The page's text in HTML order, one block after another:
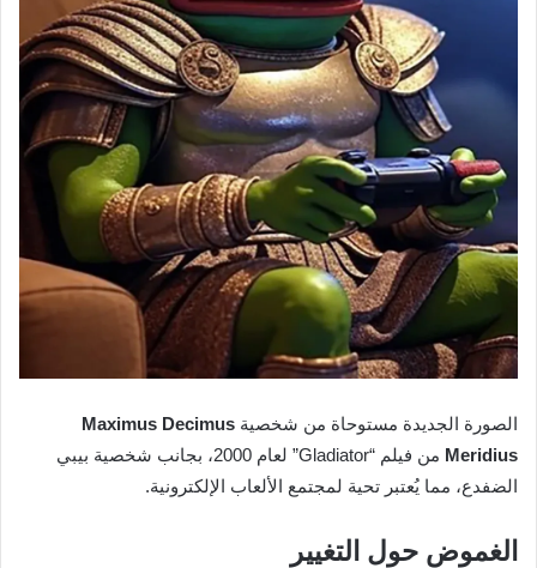
الصورة الجديدة مستوحاة من شخصية Maximus Decimus
Meridius
من فيلم “Gladiator” لعام 2000، بجانب شخصية بيبي
الضفدع، مما يُعتبر تحية لمجتمع الألعاب الإلكترونية.
الغموض حول التغيير